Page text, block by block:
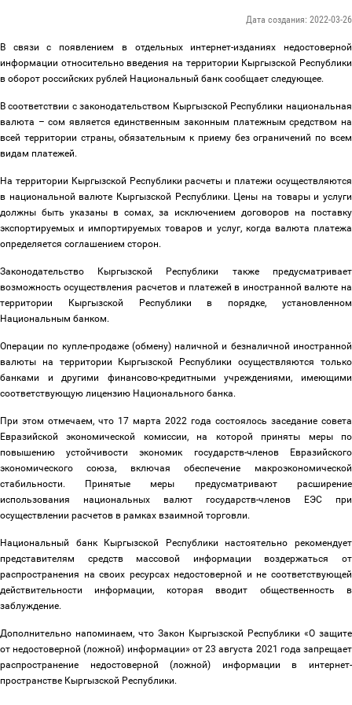
Дата создания: 2022-03-26
В связи с появлением в отдельных интернет-изданиях недостоверной
информации относительно введения на территории Кыргызской Республики
в оборот российских рублей Национальный банк сообщает следующее.
В соответствии с законодательством Кыргызской Республики национальная
валюта – сом является единственным законным платежным средством на
всей территории страны, обязательным к приему без ограничений по всем
видам платежей.
На территории Кыргызской Республики расчеты и платежи осуществляются
в национальной валюте Кыргызской Республики. Цены на товары и услуги
должны быть указаны в сомах, за исключением договоров на поставку
экспортируемых и импортируемых товаров и услуг, когда валюта платежа
определяется соглашением сторон.
Законодательство Кыргызской Республики также предусматривает
возможность осуществления расчетов и платежей в иностранной валюте на
территории Кыргызской Республики в порядке, установленном
Национальным банком.
Операции по купле-продаже (обмену) наличной и безналичной иностранной
валюты на территории Кыргызской Республики осуществляются только
банками и другими финансово-кредитными учреждениями, имеющими
соответствующую лицензию Национального банка.
При этом отмечаем, что 17 марта 2022 года состоялось заседание совета
Евразийской экономической комиссии, на которой приняты меры по
повышению устойчивости экономик государств-членов Евразийского
экономического союза, включая обеспечение макроэкономической
стабильности. Принятые меры предусматривают расширение
использования национальных валют государств-членов ЕЭС при
осуществлении расчетов в рамках взаимной торговли.
Национальный банк Кыргызской Республики настоятельно рекомендует
представителям средств массовой информации воздержаться от
распространения на своих ресурсах недостоверной и не соответствующей
действительности информации, которая вводит общественность в
заблуждение.
Дополнительно напоминаем, что Закон Кыргызской Республики «О защите
от недостоверной (ложной) информации» от 23 августа 2021 года запрещает
распространение недостоверной (ложной) информации в интернет-
пространстве Кыргызской Республики.